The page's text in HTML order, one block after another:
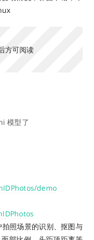
方可阅读
模型了
demo
照场景的识别、抠图与